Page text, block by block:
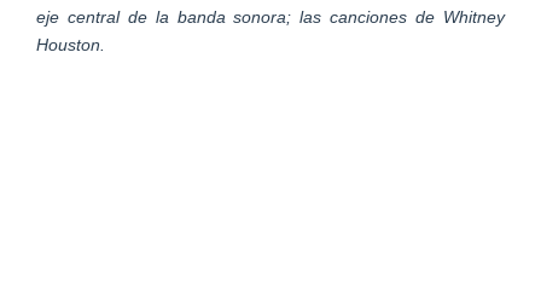
eje central de la banda sonora; las canciones de Whitney
Houston.